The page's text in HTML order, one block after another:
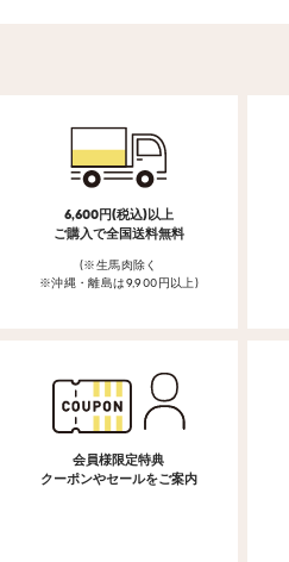
6,600円(税込)以上
ご購入で全国送料無料
(※生馬肉除く
※沖縄・離島は9,900円以上)
会員様限定特典
クーポンやセールをご案内